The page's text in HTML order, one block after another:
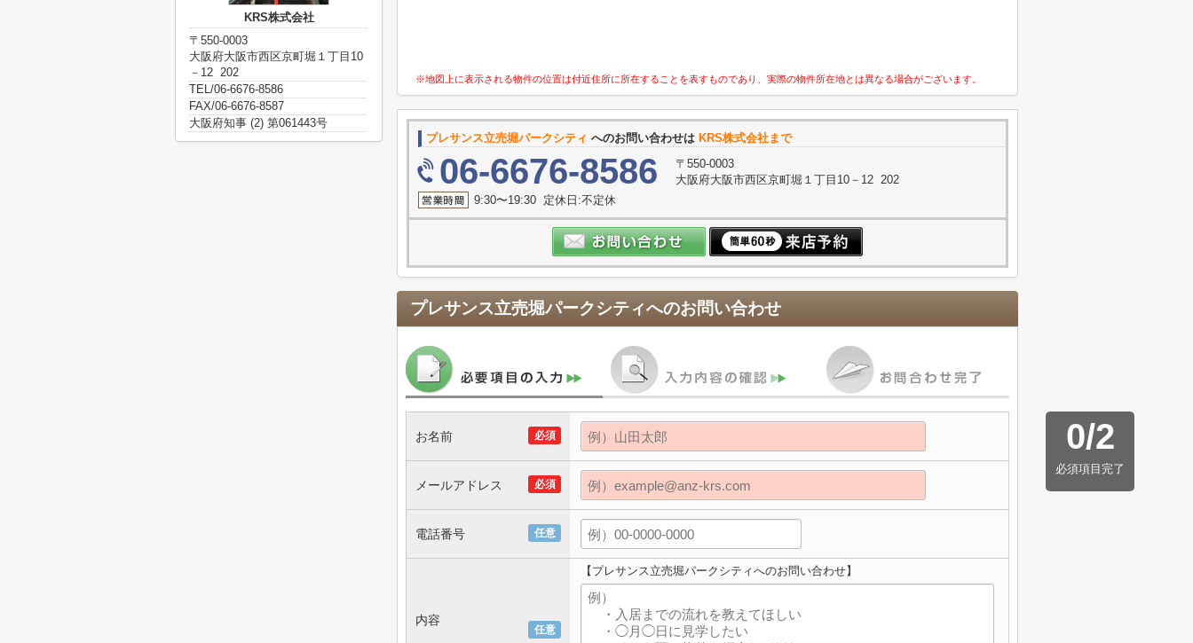
※地図上に表示される物件の位置は付近住所に所在することを表すものであり、実際の物件所在地とは異なる場合がございます。
プレサンス立売堀パークシティ へのお問い合わせは KRS株式会社まで
06-6676-8586
〒550-0003
大阪府大阪市西区京町堀１丁目10－12 202
9:30〜19:30 定休日:不定休
プレサンス立売堀パークシティへのお問い合わせ
0/2
必須項目完了
必須
お名前
必須
メールアドレス
任意
電話番号
任意
内容
【プレサンス立売堀パークシティへのお問い合わせ】
KRS株式会社
〒550-0003
大阪府大阪市西区京町堀１丁目10
－12 202
TEL/06-6676-8586
FAX/06-6676-8587
大阪府知事 (2) 第061443号